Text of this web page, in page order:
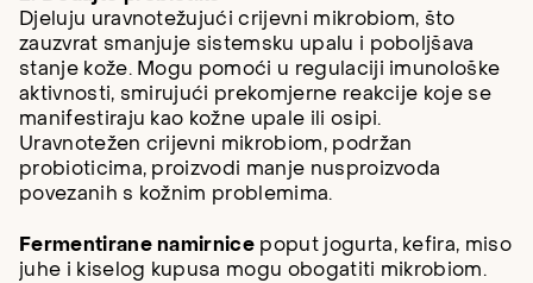
Djeluju uravnotežujući crijevni mikrobiom, što
zauzvrat smanjuje sistemsku upalu i poboljšava
stanje kože. Mogu pomoći u regulaciji imunološke
aktivnosti, smirujući prekomjerne reakcije koje se
manifestiraju kao kožne upale ili osipi.
Uravnotežen crijevni mikrobiom, podržan
probioticima, proizvodi manje nusproizvoda
povezanih s kožnim problemima.
Fermentirane namirnice poput jogurta, kefira, miso
juhe i kiselog kupusa mogu obogatiti mikrobiom.